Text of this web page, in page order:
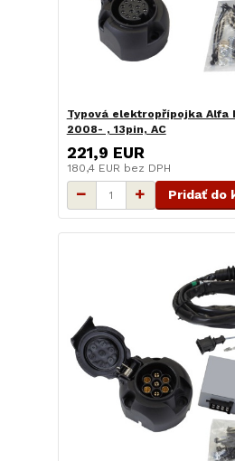
Typová elektropřípojka Alfa
2008- , 13pin, AC
221,9 EUR
180,4 EUR bez DPH
Pridať do